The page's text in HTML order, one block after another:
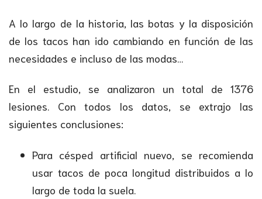
A lo largo de la historia, las botas y la disposición
de los tacos han ido cambiando en función de las
necesidades e incluso de las modas…
En el estudio, se analizaron un total de 1376
lesiones. Con todos los datos, se extrajo las
siguientes conclusiones:
Para césped artificial nuevo, se recomienda
usar tacos de poca longitud distribuidos a lo
largo de toda la suela.